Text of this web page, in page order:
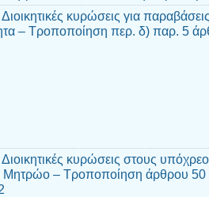
κυρώσεις για
– Τροποποίηση περ. δ) παρ. 5
κυρώσεις στους
Μητρώο – Τροποποίηση άρθρου 50